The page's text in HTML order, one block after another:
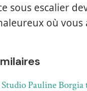
sous escalier
où vous
Pauline